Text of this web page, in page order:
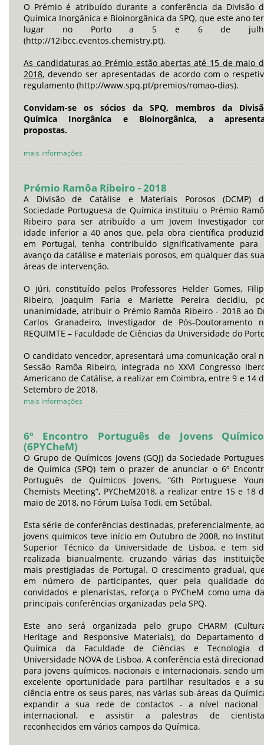
O Prémio é atribuído durante a conferência da Divisão
Química Inorgânica e Bioinorgânica da SPQ, que este ano
lugar no Porto a 5 e 6 de
(http://12ibcc.eventos.chemistry.pt).
As candidaturas ao Prémio estão abertas até 15 de maio
2018, devendo ser apresentadas de acordo com o
regulamento (http://www.spq.pt/premios/romao-dias).
Convidam-se os sócios da SPQ, membros da
Química Inorgânica e Bioinorgânica, a
propostas.
mais informações
Prémio Ramôa Ribeiro - 2018
A Divisão de Catálise e Materiais Porosos (DCMP)
Sociedade Portuguesa de Química instituiu o Prémio
Ribeiro para ser atribuído a um Jovem Investigador
idade inferior a 40 anos que, pela obra científica
em Portugal, tenha contribuído significativamente para
avanço da catálise e materiais porosos, em qualquer das
áreas de intervenção.
O júri, constituído pelos Professores Helder Gomes,
Ribeiro, Joaquim Faria e Mariette Pereira decidiu,
unanimidade, atribuir o Prémio Ramôa Ribeiro - 2018 ao
Carlos Granadeiro, Investigador de Pós-Doutoramento
REQUIMTE – Faculdade de Ciências da Universidade do
O candidato vencedor, apresentará uma comunicação oral
Sessão Ramôa Ribeiro, integrada no XXVI Congresso
Americano de Catálise, a realizar em Coimbra, entre 9 e 14
Setembro de 2018.
mais informações
6º Encontro Português de Jovens
(6PYCheM)
O Grupo de Químicos Jovens (GQJ) da Sociedade
de Química (SPQ) tem o prazer de anunciar o 6º
Português de Químicos Jovens, “6th Portuguese
Chemists Meeting”, PYCheM2018, a realizar entre 15 e 18
maio de 2018, no Fórum Luísa Todi, em Setúbal.
Esta série de conferências destinadas, preferencialmente,
jovens químicos teve início em Outubro de 2008, no
Superior Técnico da Universidade de Lisboa, e tem
realizada bianualmente, cruzando várias das
mais prestigiadas de Portugal. O crescimento gradual,
em número de participantes, quer pela qualidade
convidados e plenaristas, reforça o PYCheM como uma
principais conferências organizadas pela SPQ.
Este ano será organizada pelo grupo CHARM
Heritage and Responsive Materials), do Departamento
Química da Faculdade de Ciências e Tecnologia
Universidade NOVA de Lisboa. A conferência está
para jovens químicos, nacionais e internacionais, sendo
excelente oportunidade para partilhar resultados e a
ciência entre os seus pares, nas várias sub-áreas da
expandir a sua rede de contactos - a nível nacional
internacional, e assistir a palestras de
reconhecidos em vários campos da Química.